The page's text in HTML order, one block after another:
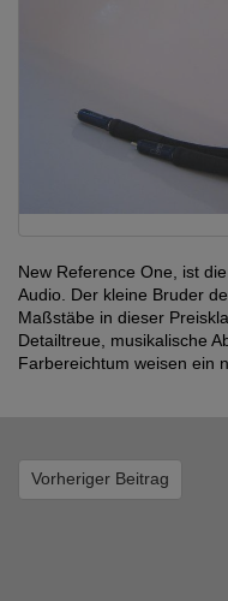
New Reference One, ist
Audio. Der kleine Bruder
Maßstäbe in dieser
Detailtreue, musikalische
Farbereichtum weisen ein
Vorheriger Beitrag